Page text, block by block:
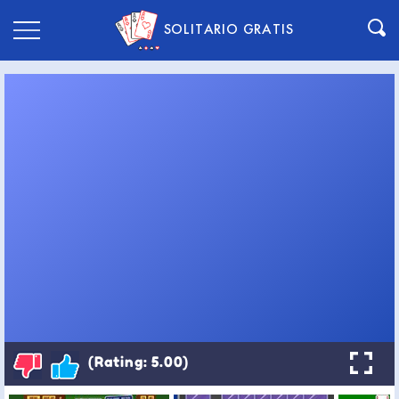
SOLITARIO GRATIS
(Rating: 5.00)